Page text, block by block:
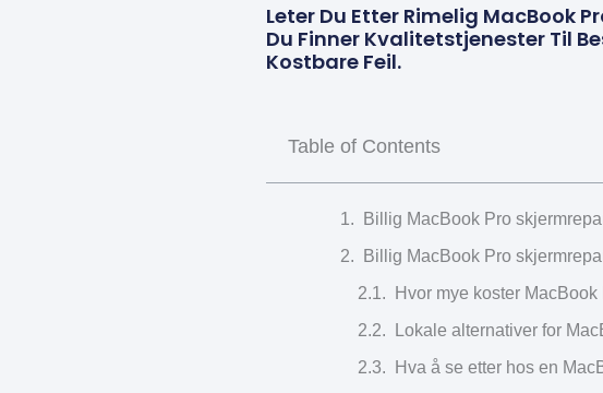
Leter Du Etter Rimelig MacBook
Du Finner Kvalitetstjenester Til
Kostbare Feil.
Table of Contents
Billig MacBook Pro
Billig MacBook Pro
Hvor mye koster
Lokale alternativer for
Hva å se etter hos en